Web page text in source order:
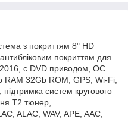
з покриттям 8" HD
покриттям для
c DVD приводом, ОС
32Gb ROM, GPS, Wi-Fi,
систем кругового
T2 тюнер,
ALAC, WAV, APE, AAC,